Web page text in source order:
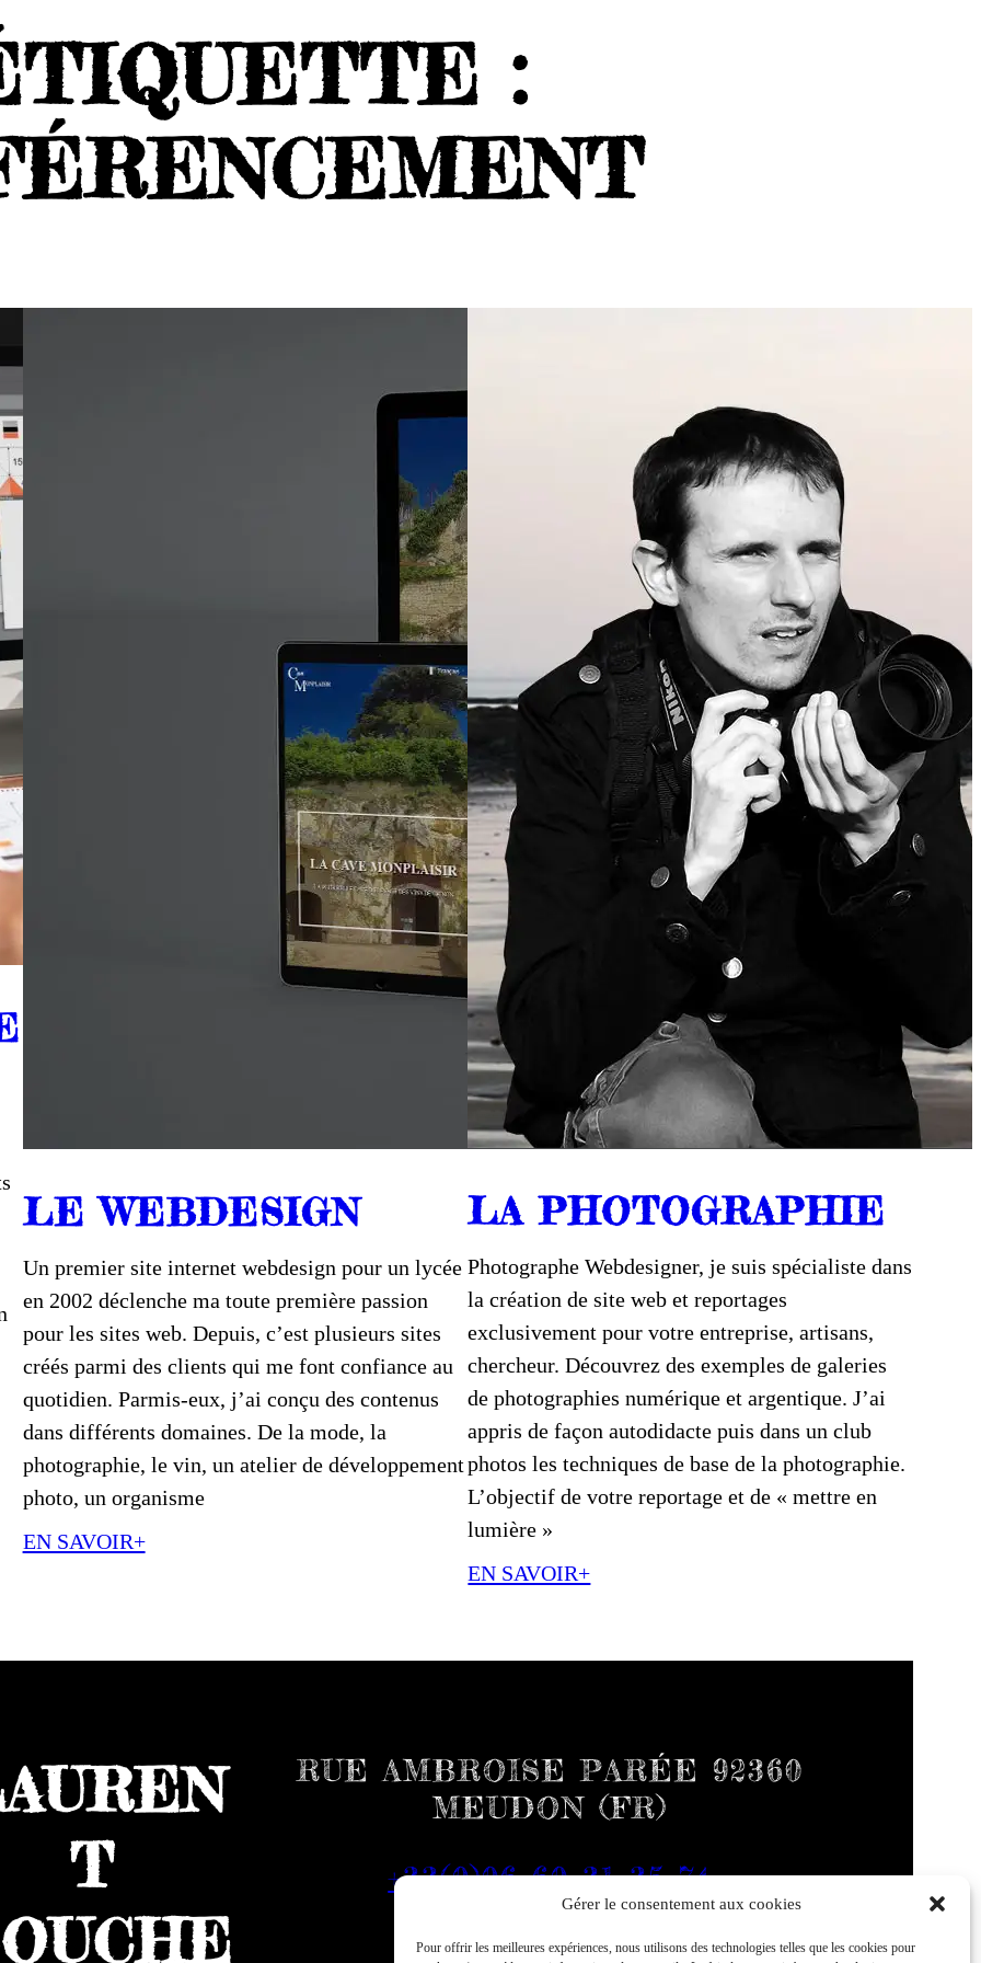
Gérer le consentement aux cookies
Pour offrir les meilleures expériences, nous utilisons des technologies telles que les cookies pour
:
LE WEBDESIGN
Un premier site internet webdesign pour un lycée
en 2002 déclenche ma toute première passion
pour les sites web. Depuis, c’est plusieurs sites
créés parmi des clients qui me font confiance au
quotidien. Parmis-eux, j’ai conçu des contenus
dans différents domaines. De la mode, la
photographie, le vin, un atelier de développement
photo, un organisme
EN SAVOIR+
LA PHOTOGRAPHIE
Photographe Webdesigner, je suis spécialiste dans
la création de site web et reportages
exclusivement pour votre entreprise, artisans,
chercheur. Découvrez des exemples de galeries
de photographies numérique et argentique. J’ai
appris de façon autodidacte puis dans un club
photos les techniques de base de la photographie.
L’objectif de votre reportage et de « mettre en
lumière »
EN SAVOIR+
T
RUE AMBROISE PARÉE 92360
MEUDON (FR)
+33(0)06 60 31 35 74